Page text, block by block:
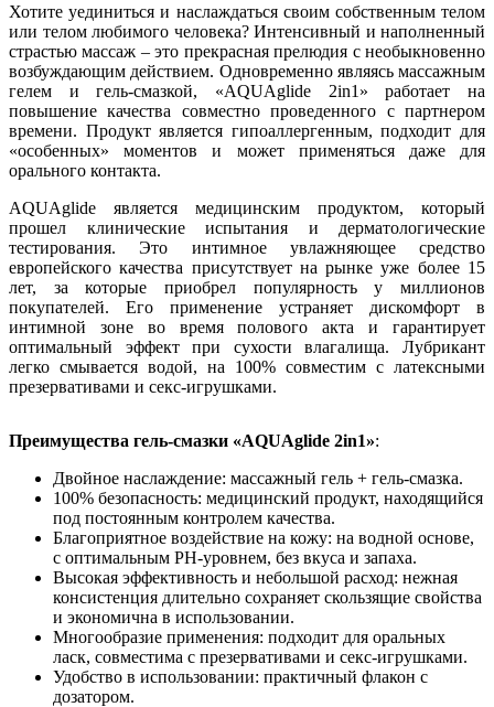
Хотите уединиться и наслаждаться своим собственным телом
или телом любимого человека? Интенсивный и наполненный
страстью массаж – это прекрасная прелюдия с необыкновенно
возбуждающим действием. Одновременно являясь массажным
гелем и гель-смазкой, «AQUAglide 2in1» работает на
повышение качества совместно проведенного с партнером
времени. Продукт является гипоаллергенным, подходит для
«особенных» моментов и может применяться даже для
орального контакта.
AQUAglide является медицинским продуктом, который
прошел клинические испытания и дерматологические
тестирования. Это интимное увлажняющее средство
европейского качества присутствует на рынке уже более 15
лет, за которые приобрел популярность у миллионов
покупателей. Его применение устраняет дискомфорт в
интимной зоне во время полового акта и гарантирует
оптимальный эффект при сухости влагалища. Лубрикант
легко смывается водой, на 100% совместим с латексными
презервативами и секс-игрушками.
Преимущества гель-смазки «AQUAglide 2in1»:
Двойное наслаждение: массажный гель + гель-смазка.
100% безопасность: медицинский продукт, находящийся
под постоянным контролем качества.
Благоприятное воздействие на кожу: на водной основе,
с оптимальным PH-уровнем, без вкуса и запаха.
Высокая эффективность и небольшой расход: нежная
консистенция длительно сохраняет скользящие свойства
и экономична в использовании.
Многообразие применения: подходит для оральных
ласк, совместима с презервативами и секс-игрушками.
Удобство в использовании: практичный флакон с
дозатором.